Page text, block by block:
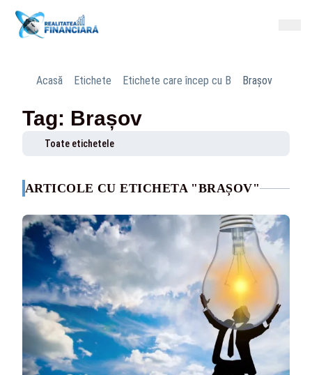
Acasă Etichete Etichete care încep cu B Brașov
Tag: Brașov
Toate etichetele
ARTICOLE CU ETICHETA "BRAȘOV"